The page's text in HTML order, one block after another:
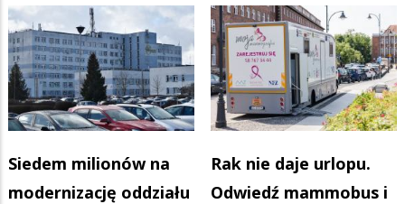
Siedem milionów na
modernizację oddziału
Rak nie daje urlopu.
Odwiedź mammobus i